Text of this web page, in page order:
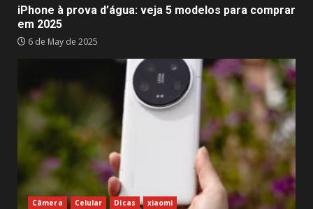
iPhone à prova d’água: veja 5 modelos para comprar
em 2025
6 de May de 2025
Câmera Celular Dicas xiaomi